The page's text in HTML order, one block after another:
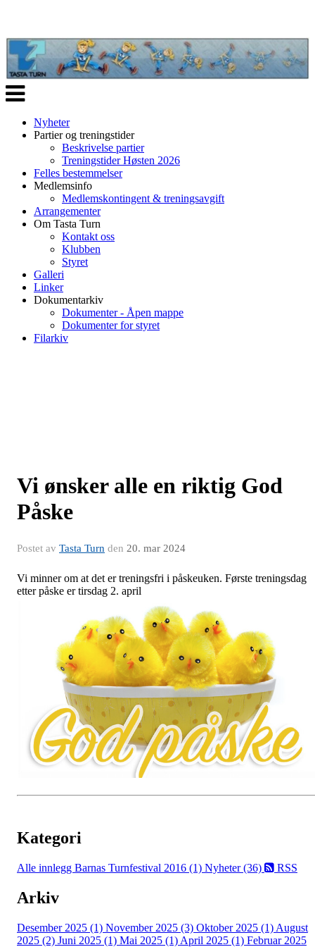
Veksle
navigasjon
Nyheter
Partier og treningstider
Beskrivelse partier
Treningstider Høsten 2026
Felles bestemmelser
Medlemsinfo
Medlemskontingent & treningsavgift
Arrangementer
Om Tasta Turn
Kontakt oss
Klubben
Styret
Galleri
Linker
Dokumentarkiv
Dokumenter - Åpen mappe
Dokumenter for styret
Filarkiv
Vi ønsker alle en riktig God
Påske
Postet av Tasta Turn den 20. mar 2024
Vi minner om at det er treningsfri i påskeuken. Første treningsdag
etter påske er tirsdag 2. april
Kategori
Alle innlegg Barnas Turnfestival 2016 (1) Nyheter (36) RSS
Arkiv
Desember 2025 (1) November 2025 (3) Oktober 2025 (1) August
2025 (2) Juni 2025 (1) Mai 2025 (1) April 2025 (1) Februar 2025